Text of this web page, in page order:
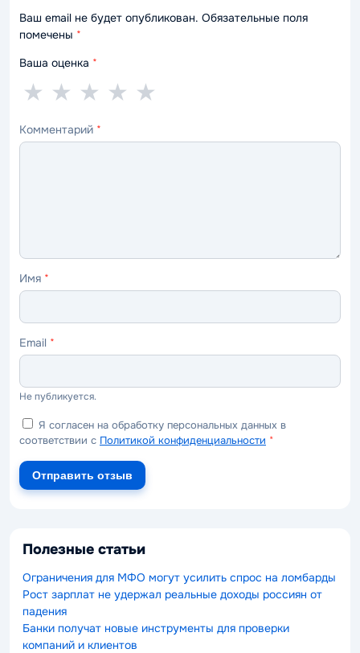
Ваш email не будет опубликован. Обязательные поля
помечены *
Ваша оценка *
5
—
★
4
—
★
3
—
★
2
—
★
1
—
★
Комментарий *
Имя *
Email *
Не публикуется.
Я согласен на обработку персональных данных в
соответствии с Политикой конфиденциальности *
Отправить отзыв
Полезные статьи
Ограничения для МФО могут усилить спрос на ломбарды
Рост зарплат не удержал реальные доходы россиян от
падения
Банки получат новые инструменты для проверки
компаний и клиентов